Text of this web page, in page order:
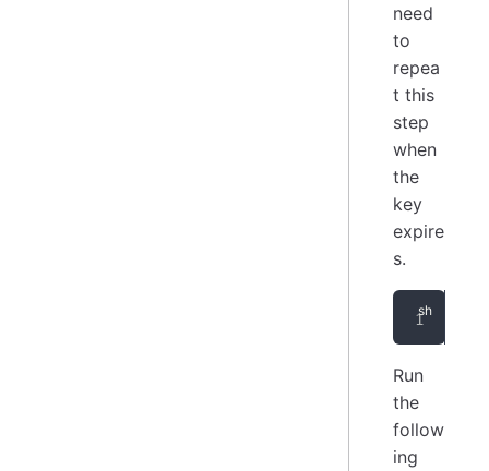
need
to
repea
t this
step
when
the
key
expire
s.
Run
the
follow
ing